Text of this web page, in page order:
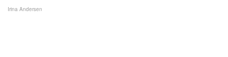
Irina Andersen